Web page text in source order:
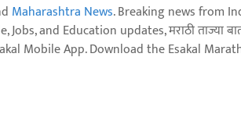
Maharashtra News. Breaking news from
and Education updates, मराठी ताज्या
Mobile App. Download the Esakal